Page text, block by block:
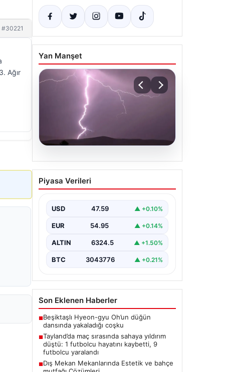
#30221
Ağır
Yan Manşet
04.08.2026
Tayland’da maç sırasında
sahaya yıldırım düştü: 1
9 futbolcu yaralandı
Piyasa Verileri
USD 47.59 ▲ +0.10%
EUR 54.95 ▲ +0.14%
ALTIN 6324.5 ▲ +1.50%
BTC 3043776 ▲ +0.21%
Son Eklenen Haberler
■Beşiktaşlı Hyeon-gyu Oh’un düğün
dansında yakaladığı coşku
■Tayland’da maç sırasında sahaya yıldırım
düştü: 1 futbolcu hayatını kaybetti, 9
futbolcu yaralandı
■Dış Mekan Mekanlarında Estetik ve bahçe